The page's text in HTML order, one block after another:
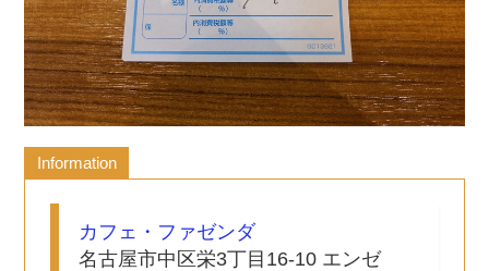
Information
カフェ・ファゼンダ
名古屋市中区栄3丁目16-10 エンゼ